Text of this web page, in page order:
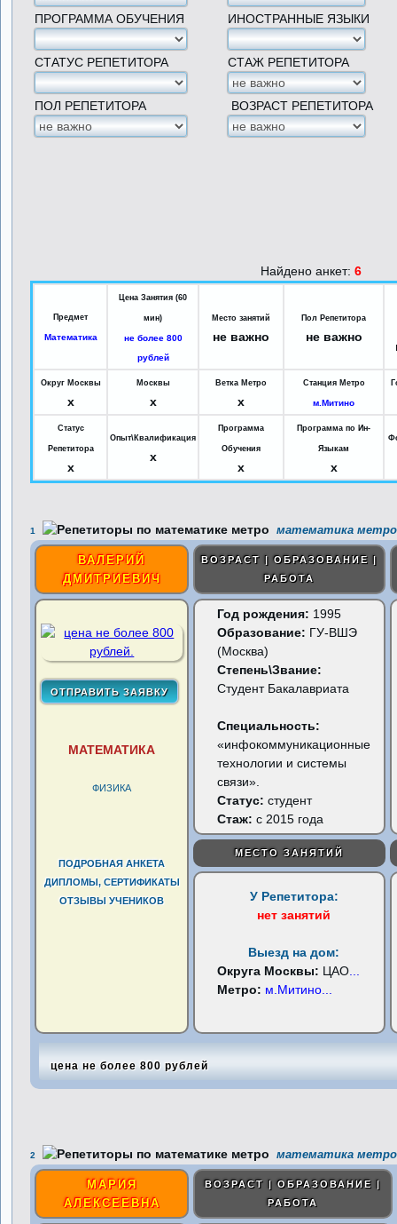
ПРОГРАММА ОБУЧЕНИЯ ИНОСТРАННЫЕ ЯЗЫКИ
СТАТУС РЕПЕТИТОРА СТАЖ РЕПЕТИТОРА
ПОЛ РЕПЕТИТОРА ВОЗРАСТ РЕПЕТИТОРА
Найдено анкет: 6
Предмет
Математика
Цена Занятия (60
мин)
не более 800
рублей
Место занятий
не важно
Пол Репетитора
не важно
Округ Москвы
x
Москвы
x
Ветка Метро
x
Станция Метро
м.Митино
Статус
Репетитора
x
Опыт\Квалификация
x
Программа
Обучения
x
Программа по Ин-
Языкам
x
1 математика
ВАЛЕРИЙ
ДМИТРИЕВИЧ
ВОЗРАСТ | ОБРАЗОВАНИЕ |
РАБОТА
МАТЕМАТИКА
ФИЗИКА
ПОДРОБНАЯ АНКЕТА
ДИПЛОМЫ, СЕРТИФИКАТЫ
ОТЗЫВЫ УЧЕНИКОВ
Год рождения: 1995
Образование: ГУ-ВШЭ
(Москва)
Степень\Звание:
Студент Бакалавриата
Специальность:
«инфокоммуникационные
технологии и системы
связи».
Статус:студент
Стаж: с 2015 года
МЕСТО ЗАНЯТИЙ
У Репетитора:
нет занятий
Выезд на дом:
Округа Москвы: ЦАО
Метро: м.Митино
цена не более 800 рублей
2 математика
МАРИЯ
АЛЕКСЕЕВНА
ВОЗРАСТ | ОБРАЗОВАНИЕ |
РАБОТА